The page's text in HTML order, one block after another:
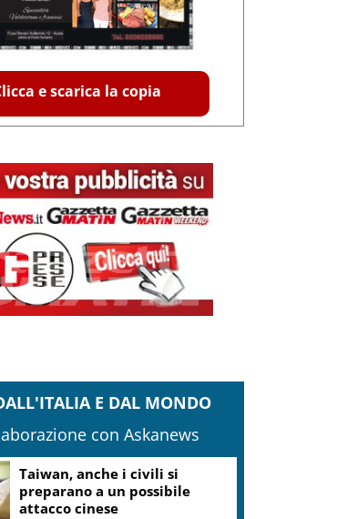
e scarica la copia
E DAL MONDO
con Askanews
Taiwan, anche i civili si
preparano a un possibile
attacco cinese